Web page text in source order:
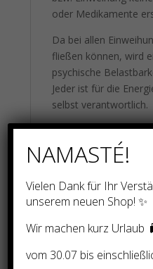
oder Medikamente
Da bei allen
fließen können, wird
psychische
Jeder ist für die
selbst verantwortlich.
***
Energiereiche und
Rezensionen
Es gibt noch keine
NAMASTÉ!
Vielen Dank für Ihr
unserem neuen Shop! ✨
Wir machen kurz Urlaub
vom 30.07 bis